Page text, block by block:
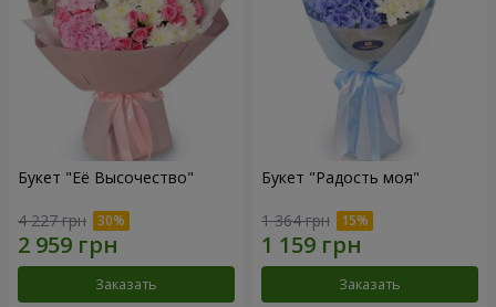
Букет "Её Высочество"
4 227 грн
Заказать
Букет "Радость моя"
1 364 грн
Заказать